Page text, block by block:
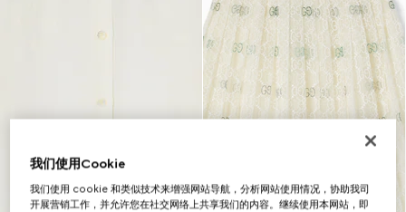
我们使用Cookie
我们使用 cookie 和类似技术来增强网站导航，分析网站使用情况，协助我司
开展营销工作，并允许您在社交网络上共享我们的内容。继续使用本网站，即